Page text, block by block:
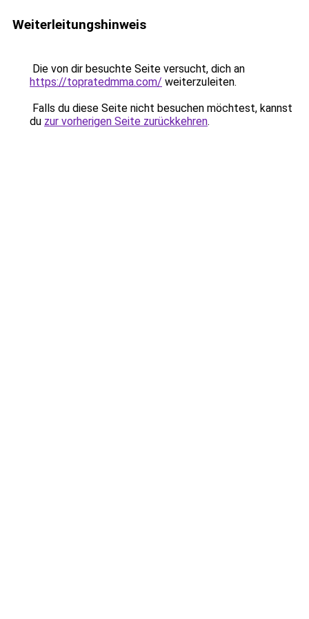
Weiterleitungshinweis
Die von dir besuchte Seite versucht, dich an
https://topratedmma.com/ weiterzuleiten.
Falls du diese Seite nicht besuchen möchtest, kannst
du zur vorherigen Seite zurückkehren.